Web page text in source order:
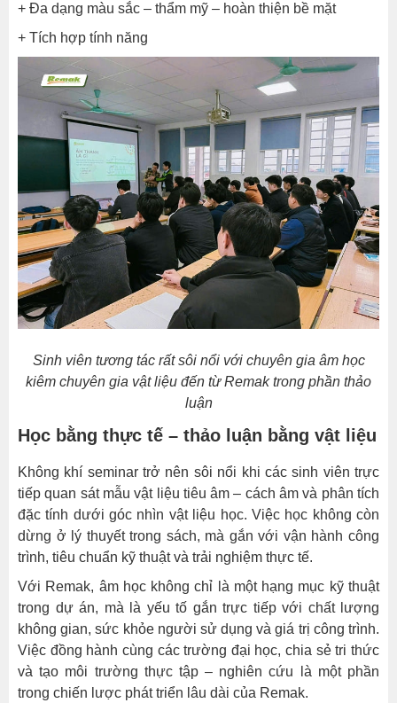
+ Đa dạng màu sắc – thẩm mỹ – hoàn thiện bề mặt
+ Tích hợp tính năng
Sinh viên tương tác rất sôi nổi với chuyên gia âm học
kiêm chuyên gia vật liệu đến từ Remak trong phần thảo
luận
Học bằng thực tế – thảo luận bằng vật liệu
Không khí seminar trở nên sôi nổi khi các sinh viên trực
tiếp quan sát mẫu vật liệu tiêu âm – cách âm và phân tích
đặc tính dưới góc nhìn vật liệu học. Việc học không còn
dừng ở lý thuyết trong sách, mà gắn với vận hành công
trình, tiêu chuẩn kỹ thuật và trải nghiệm thực tế.
Với Remak, âm học không chỉ là một hạng mục kỹ thuật
trong dự án, mà là yếu tố gắn trực tiếp với chất lượng
không gian, sức khỏe người sử dụng và giá trị công trình.
Việc đồng hành cùng các trường đại học, chia sẻ tri thức
và tạo môi trường thực tập – nghiên cứu là một phần
trong chiến lược phát triển lâu dài của Remak.